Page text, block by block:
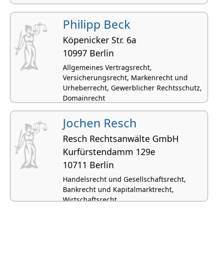
Handelsrecht und Gesellschaftsrecht,
Wettbewerbsrecht, Handelsvertreterrecht
Philipp Beck
Köpenicker Str. 6a
10997 Berlin
Allgemeines Vertragsrecht,
Versicherungsrecht, Markenrecht und
Urheberrecht, Gewerblicher Rechtsschutz,
Domainrecht
Jochen Resch
Resch Rechtsanwälte GmbH
Kurfürs­tendamm 129e
10711 Berlin
Handelsrecht und Gesellschaftsrecht,
Bankrecht und Kapitalmarktrecht,
Wirtschaftsrecht